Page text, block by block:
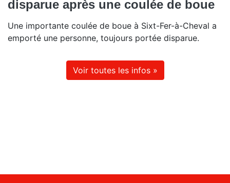
disparue après une coulée de boue
Une importante coulée de boue à Sixt-Fer-à-Cheval a
emporté une personne, toujours portée disparue.
Voir toutes les infos »